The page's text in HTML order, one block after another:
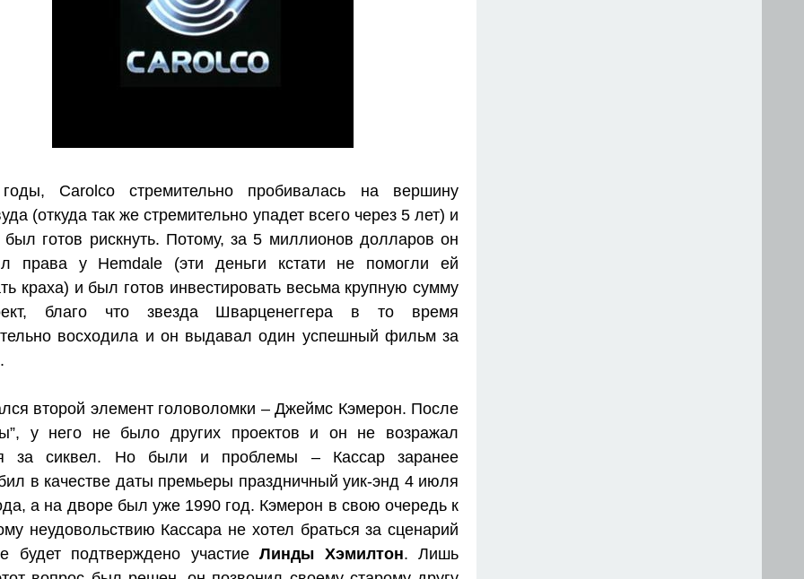
Carolco стремительно пробивалась на вершину
(откуда так же стремительно упадет всего через 5 лет) и
был готов рискнуть. Потому, за 5 миллионов долларов он
права у Hemdale (эти деньги кстати не помогли ей
краха) и был готов инвестировать весьма крупную сумму
благо что звезда Шварценеггера в то время
восходила и он выдавал один успешный фильм за
второй элемент головоломки – Джеймс Кэмерон. После
у него не было других проектов и он не возражал
за сиквел. Но были и проблемы – Кассар заранее
в качестве даты премьеры праздничный уик-энд 4 июля
а на дворе был уже 1990 год. Кэмерон в свою очередь к
неудовольствию Кассара не хотел браться за сценарий
будет подтверждено участиеЛинды Хэмилтон. Лишь